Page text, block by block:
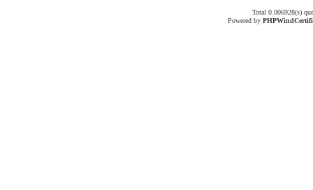
Total 0.006928(s)
Powered byPHPWind